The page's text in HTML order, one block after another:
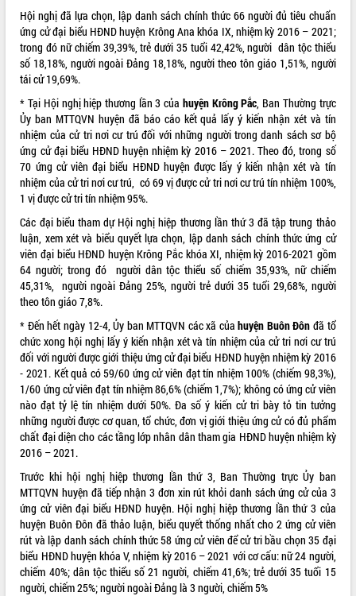
Hội nghị đã lựa chọn, lập danh sách chính thức 66 người đủ tiêu chuẩn
ứng cử đại biểu HĐND huyện Krông Ana khóa IX, nhiệm kỳ 2016 – 2021;
trong đó nữ chiếm 39,39%, trẻ dưới 35 tuổi 42,42%, người dân tộc thiểu
số 18,18%, người ngoài Đảng 18,18%, người theo tôn giáo 1,51%, người
tái cử 19,69%.
* Tại Hội nghị hiệp thương lần 3 của huyện Krông Pắc, Ban Thường trực
Ủy ban MTTQVN huyện đã báo cáo kết quả lấy ý kiến nhận xét và tín
nhiệm của cử tri nơi cư trú đối với những người trong danh sách sơ bộ
ứng cử đại biểu HĐND huyện nhiệm kỳ 2016 – 2021. Theo đó, trong số
70 ứng cử viên đại biểu HĐND huyện được lấy ý kiến nhận xét và tín
nhiệm của cử tri nơi cư trú, có 69 vị được cử tri nơi cư trú tín nhiệm 100%,
1 vị được cử tri tín nhiệm 95%.
Các đại biểu tham dự Hội nghị hiệp thương lần thứ 3 đã tập trung thảo
luận, xem xét và biểu quyết lựa chọn, lập danh sách chính thức ứng cử
viên đại biểu HĐND huyện Krông Pắc khóa XI, nhiệm kỳ 2016-2021 gồm
64 người; trong đó người dân tộc thiểu số chiếm 35,93%, nữ chiếm
45,31%, người ngoài Đảng 25%, người trẻ dưới 35 tuổi 29,68%, người
theo tôn giáo 7,8%.
* Đến hết ngày 12-4, Ủy ban MTTQVN các xã củahuyện Buôn Đôn đã tổ
chức xong hội nghị lấy ý kiến nhận xét và tín nhiệm của cử tri nơi cư trú
đối với người được giới thiệu ứng cử đại biểu HĐND huyện nhiệm kỳ 2016
- 2021. Kết quả có 59/60 ứng cử viên đạt tín nhiệm 100% (chiếm 98,3%),
1/60 ứng cử viên đạt tín nhiệm 86,6% (chiếm 1,7%); không có ứng cử viên
nào đạt tỷ lệ tín nhiệm dưới 50%. Đa số ý kiến cử tri bày tỏ tin tưởng
những người được cơ quan, tổ chức, đơn vị giới thiệu ứng cử có đủ phẩm
chất đại diện cho các tầng lớp nhân dân tham gia HĐND huyện nhiệm kỳ
2016 – 2021.
Trước khi hội nghị hiệp thương lần thứ 3, Ban Thường trực Ủy ban
MTTQVN huyện đã tiếp nhận 3 đơn xin rút khỏi danh sách ứng cử của 3
ứng cử viên đại biểu HĐND huyện. Hội nghị hiệp thương lần thứ 3 của
huyện Buôn Đôn đã thảo luận, biểu quyết thống nhất cho 2 ứng cử viên
rút và lập danh sách chính thức 58 ứng cử viên để cử tri bầu chọn 35 đại
biểu HĐND huyện khóa V, nhiệm kỳ 2016 – 2021 với cơ cấu: nữ 24 người,
chiếm 40%; dân tộc thiểu số 21 người, chiếm 41,6%; trẻ dưới 35 tuổi 15
người, chiếm 25%; người ngoài Đảng là 3 người, chiếm 5%